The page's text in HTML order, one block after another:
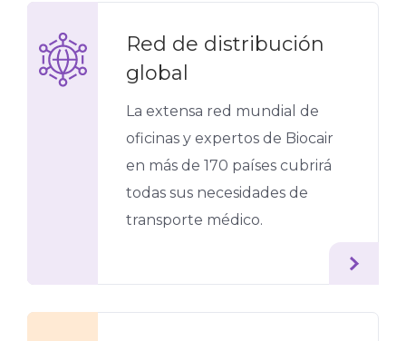
Red de distribución
global
La extensa red mundial de
oficinas y expertos de Biocair
en más de 170 países cubrirá
todas sus necesidades de
transporte médico.